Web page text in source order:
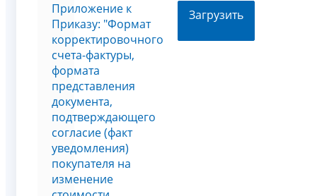
Приложение к
Приказу: "Формат
корректировочного
счета-фактуры,
формата
представления
документа,
подтверждающего
согласие (факт
уведомления)
покупателя на
изменение
Загрузить